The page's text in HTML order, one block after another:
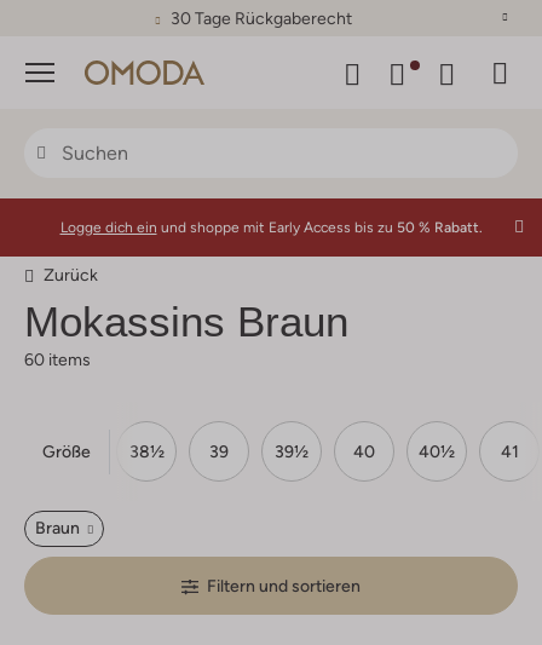
30 Tage Rückgaberecht
Menü
Logge dich ein und shoppe mit Early Access bis zu 50 % Rabatt.
Zurück
Mokassins Braun
60 items
Größe
38 38½ 39 39½ 40 40½ 41
Braun
Filtern und sortieren